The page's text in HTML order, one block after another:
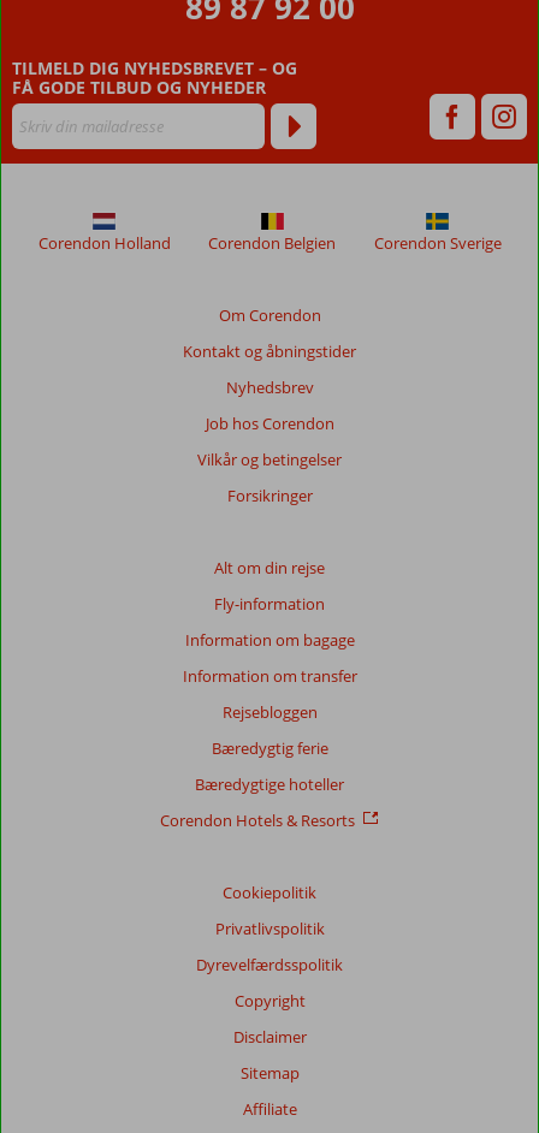
TILMELD DIG NYHEDSBREVET – OG
FÅ GODE TILBUD OG NYHEDER
Om Corendon
Kontakt og åbningstider
Nyhedsbrev
Job hos Corendon
Vilkår og betingelser
Forsikringer
Alt om din rejse
Fly-information
Information om bagage
Information om transfer
Rejsebloggen
Bæredygtig ferie
Bæredygtige hoteller
Corendon Hotels & Resorts
Cookiepolitik
Privatlivspolitik
Dyrevelfærdsspolitik
Copyright
Disclaimer
Sitemap
Affiliate
Corendon Holland Corendon Belgien Corendon Sverige